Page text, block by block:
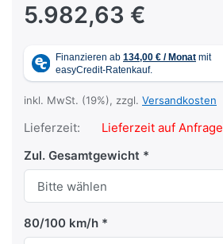
5.982,63 €
inkl. MwSt. (19%), zzgl. Versandkosten
Lieferzeit:
Lieferzeit auf Anfrage
Zul. Gesamtgewicht
80/100 km/h